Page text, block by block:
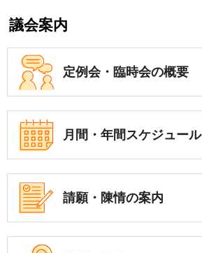
議会案内
定例会・ 臨時会の概要
月間・年間スケジュール
請願・陳情の案内